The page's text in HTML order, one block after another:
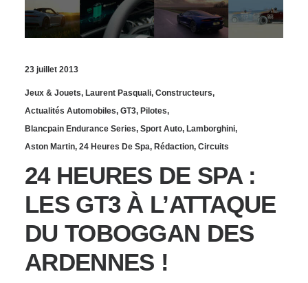
23 juillet 2013
Jeux & Jouets, Laurent Pasquali, Constructeurs,
Actualités Automobiles, GT3, Pilotes,
Blancpain Endurance Series, Sport Auto, Lamborghini,
Aston Martin, 24 Heures De Spa, Rédaction, Circuits
24 HEURES DE SPA :
LES GT3 À L’ATTAQUE
DU TOBOGGAN DES
ARDENNES !